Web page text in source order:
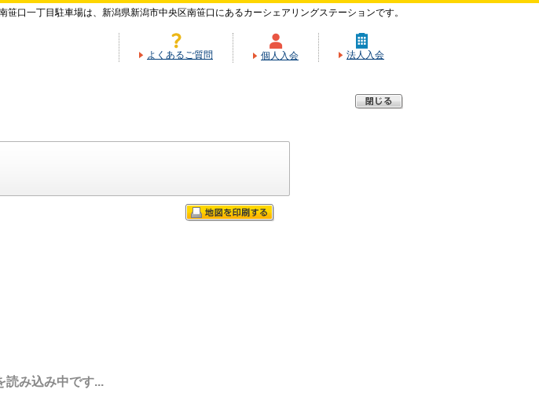
笹口一丁目駐車場は、新潟県新潟市中央区南笹口にあるカーシェアリングステーションです。
よくあるご質問 個人入会 法人入会
読み込み中です...